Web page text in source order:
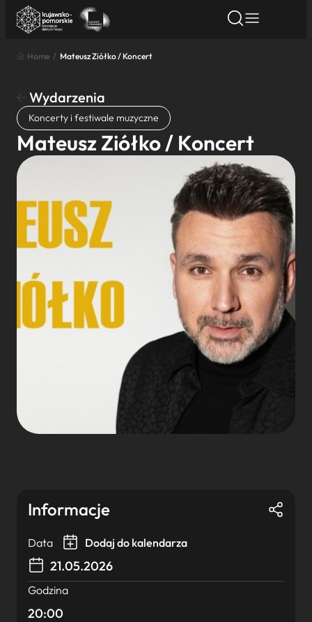
Znajdź atrakcję
Nazwa atrakcji
Miasto
Kategoria
Wyszukaj
Home / Mateusz Ziółko / Koncert
Wydarzenia
Koncerty i festiwale muzyczne
Mateusz Ziółko / Koncert
Informacje
Data Dodaj do kalendarza
21.05.2026
Godzina
20:00